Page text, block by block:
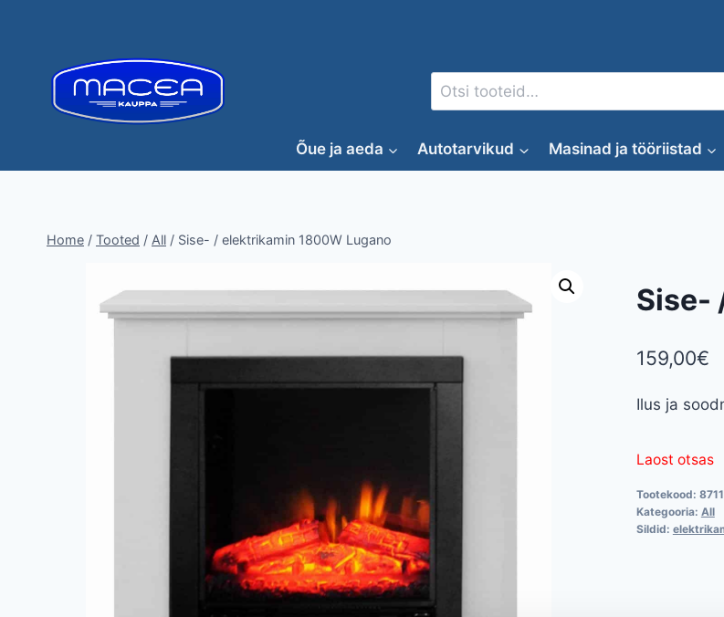
Otsi:
Õue ja aeda Autotarvikud Masinad ja tööriistad
Home / Tooted / All / Sise- / elektrikamin 1800W Lugano
Sise-
159,00€
Ilus ja
Laost otsas
Tootekood:
Kategooria: All
Sildid: